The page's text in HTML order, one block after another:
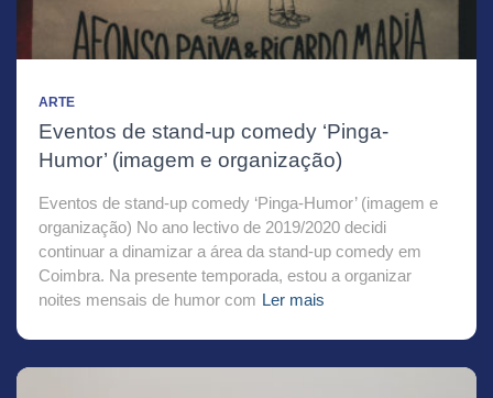
ARTE
Eventos de stand-up comedy ‘Pinga-
Humor’ (imagem e organização)
Eventos de stand-up comedy ‘Pinga-Humor’ (imagem e
organização) No ano lectivo de 2019/2020 decidi
continuar a dinamizar a área da stand-up comedy em
Coimbra. Na presente temporada, estou a organizar
noites mensais de humor com Ler mais